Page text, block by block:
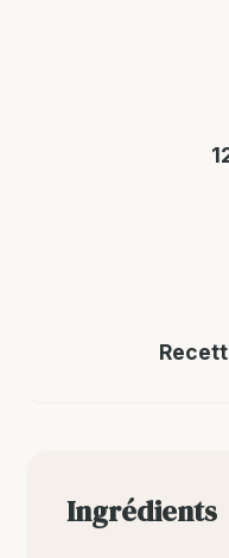
Ingrédients